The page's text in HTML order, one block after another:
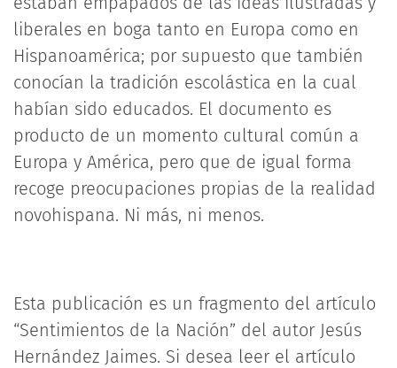
liberales en boga tanto en Europa como en
Hispanoamérica; por supuesto que también
conocían la tradición escolástica en la cual
habían sido educados. El documento es
producto de un momento cultural común a
Europa y América, pero que de igual forma
recoge preocupaciones propias de la realidad
novohispana. Ni más, ni menos.
Esta publicación es un fragmento del artículo
“Sentimientos de la Nación” del autor Jesús
Hernández Jaimes. Si desea leer el artículo